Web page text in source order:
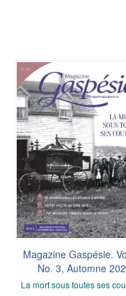
Magazine Gaspésie.
No. 3, Automne
La mort sous toutes ses